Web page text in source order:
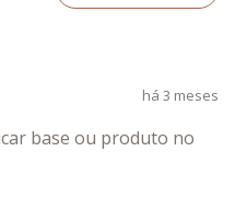
há 3 meses
base ou produto no